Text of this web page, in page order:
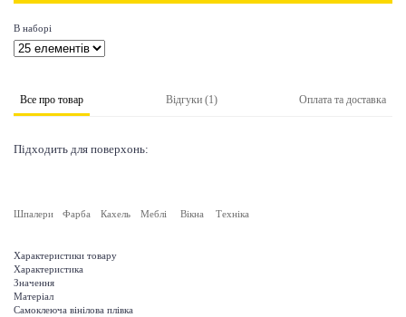
В наборі
Все про товар Відгуки (1) Оплата та доставка
Підходить для поверхонь:
Шпалери Фарба Кахель Меблі Вікна Техніка
Характеристики товару
Характеристика
Значення
Матеріал
Самоклеюча вінілова плівка